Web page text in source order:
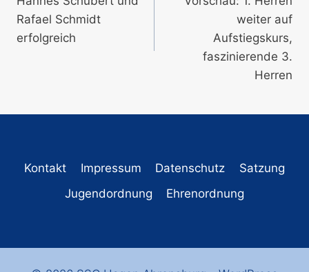
Rafael Schmidt
erfolgreich
weiter auf
Aufstiegskurs,
faszinierende 3.
Herren
Kontakt Impressum Datenschutz
Satzung
Jugendordnung
Ehrenordnung